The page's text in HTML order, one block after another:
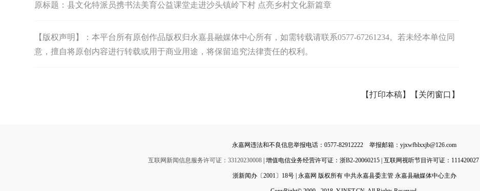
原标题： 县文化特派员携书法美育公益课堂走进沙头镇岭下村 点亮乡村文化新篇章
【版权声明】：本平台所有原创作品版权归永嘉县融媒体中心所有，如需转载请联系0577-67261234。若未经本单位同
意，擅自将原创内容进行转载或用于商业用途，将保留追究法律责任的权利。
【打印本稿】 【关闭窗口】
永嘉网违法和不良信息举报电话：0577-82912222 举报邮箱：yjxwfblxxjb@126.com
互联网新闻信息服务许可证：33120230008| 增值电信业务经营许可证：浙B2-20060215 | 互联网视听节目许可证：111420027 |
浙新闻办〔2001〕18号 | 永嘉网 版权所有 中共永嘉县委主管 永嘉县融媒体中心主办